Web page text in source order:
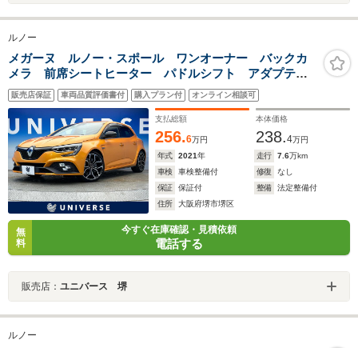
ルノー
メガーヌ ルノー・スポール ワンオーナー バックカ
メラ 前席シートヒーター パドルシフト アダプティ
ブクルーズコントロール デュアルオートエアコン
LEDヘッドライト オートライト 純正19インチAW
ETC車載器 禁煙車
販売店保証 車両品質評価書付 購入プラン付 オンライン相談可
支払総額
256.6万円
本体価格
238.4万円
年式
2021年 走行 7.6万km
車検
車検整備付 修復
なし
保証
保証付 整備
法定整備付
住所
大阪府堺市堺区
無
料
今すぐ在庫確認・見積依頼
電話する
販売店： ユニバース 堺
ルノー